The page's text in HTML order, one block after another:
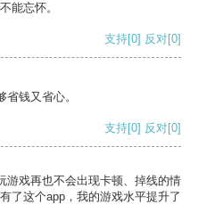
能忘怀。
支持[0] 反对[0]
钱又省心。
支持[0] 反对[0]
游戏再也不会出现卡顿、掉线的情
了这个app，我的游戏水平提升了